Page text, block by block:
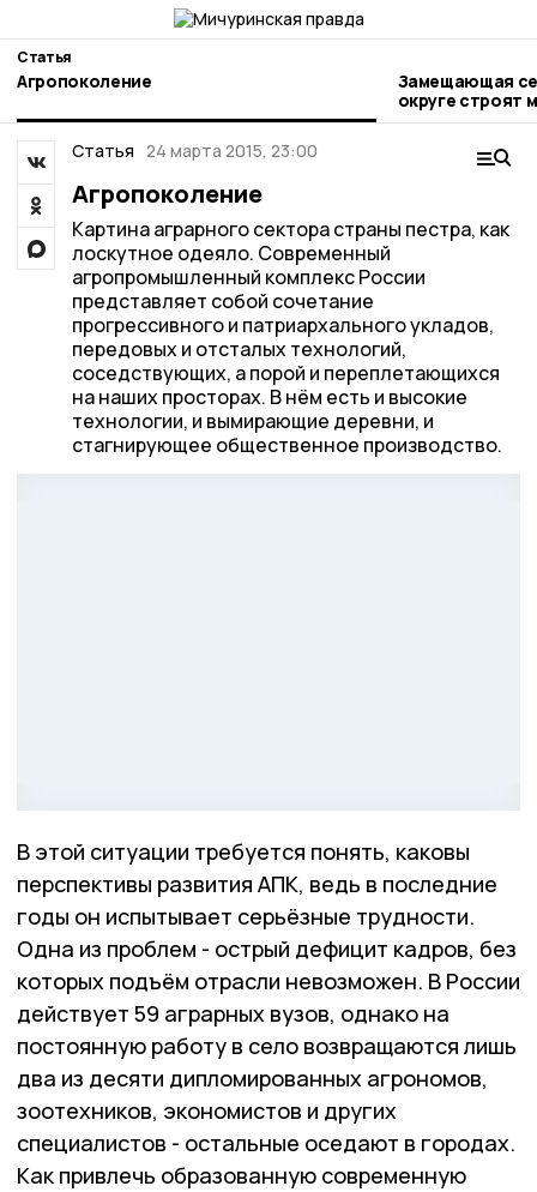
Статья
Агропоколение
Замещающая
округе строят
Статья 24 марта 2015, 23:00
Агропоколение
Картина аграрного сектора страны пестра, как
лоскутное одеяло. Современный
агропромышленный комплекс России
представляет собой сочетание
прогрессивного и патриархального укладов,
передовых и отсталых технологий,
соседствующих, а порой и переплетающихся
на наших просторах. В нём есть и высокие
технологии, и вымирающие деревни, и
стагнирующее общественное производство.
В этой ситуации требуется понять, каковы
перспективы развития АПК, ведь в последние
годы он испытывает серьёзные трудности.
Одна из проблем - острый дефицит кадров, без
которых подъём отрасли невозможен. В России
действует 59 аграрных вузов, однако на
постоянную работу в село возвращаются лишь
два из десяти дипломированных агрономов,
зоотехников, экономистов и других
специалистов - остальные оседают в городах.
Как привлечь образованную современную